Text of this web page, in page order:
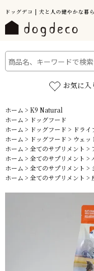
ドッグデコ | 犬と人の健やかな暮
お気に入
ホーム > K9 Natural
ホーム > ドッグフード
ホーム > ドッグフード > ドライ
ホーム > ドッグフード > ウェッ
ホーム > 全てのサプリメント >
ホーム > 全てのサプリメント >
ホーム > 全てのサプリメント >
ホーム > 全てのサプリメント >